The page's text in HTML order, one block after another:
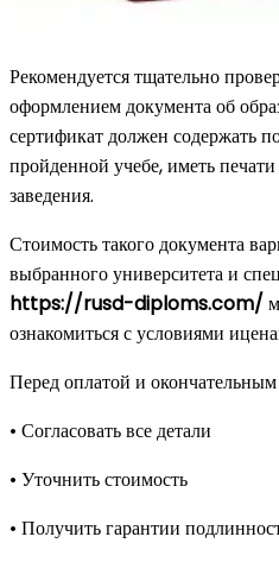
Рекомендуется тщательно
оформлением документа об
сертификат должен содержать
пройденной учебе, иметь
заведения.
Стоимость такого документа
выбранного университета и
https://rusd-diploms.com/
ознакомиться с условиями
Перед оплатой и окончательным
• Согласовать все детали
• Уточнить стоимость
• Получить гарантии